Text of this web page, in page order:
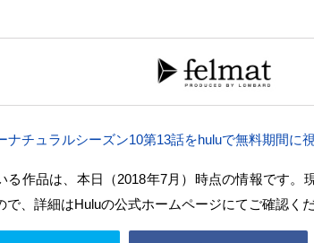
ナチュラルシーズン10第13話をhuluで無料期間に
る作品は、本日（2018年7月）時点の情報です。
で、詳細はHuluの公式ホームページにてご確認くだ